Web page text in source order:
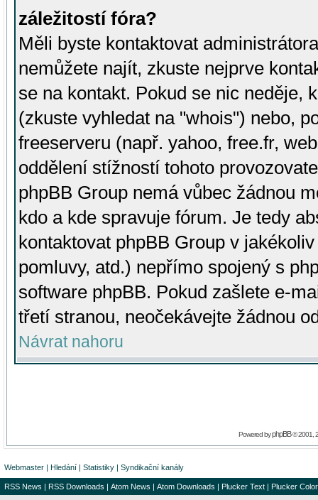
záležitostí fóra?
Měli byste kontaktovat
nemůžete najít, zkuste nejprve
se na kontakt. Pokud se nic neděje,
(zkuste vyhledat na "whois") nebo,
freeserveru (např. yahoo, free.fr,
oddělení stížností tohoto
phpBB Group nemá vůbec žádnou
kdo a kde spravuje fórum. Je tedy
kontaktovat phpBB Group v
pomluvy, atd.) nepřímo spojený s
software phpBB. Pokud zašlete e-
třetí stranou, neočekávejte žádnou
Návrat nahoru
Powered byphpBB© 2001,
Webmaster | Hledání | Statistiky | Syndikační kanály
RSS News | RSS Downloads | Atom News | Atom Downloads | Plucker Text | Plucker Color